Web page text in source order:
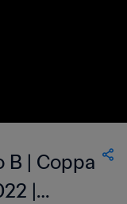
B | Coppa
|